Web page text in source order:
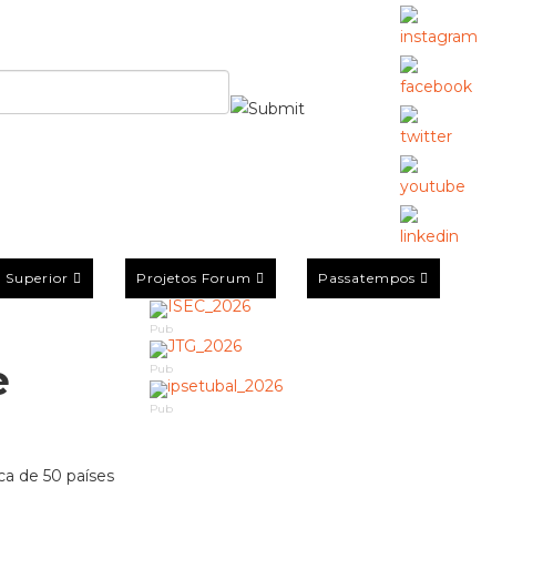
Superior Projetos Forum Passatempos
de 50 países
Pub
Pub
Pub